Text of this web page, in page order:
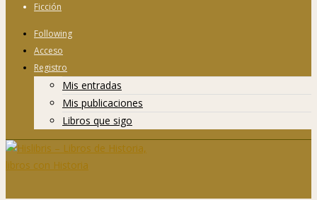
Ficción
Following
Acceso
Registro
Mis entradas
Mis publicaciones
Libros que sigo